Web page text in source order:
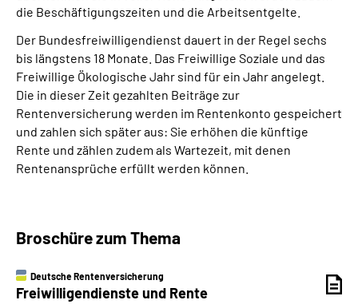
die Beschäftigungszeiten und die Arbeitsentgelte.
Der Bundesfreiwilligendienst dauert in der Regel sechs
bis längstens 18 Monate. Das Freiwillige Soziale und das
Freiwillige Ökologische Jahr sind für ein Jahr angelegt.
Die in dieser Zeit gezahlten Beiträge zur
Rentenversicherung werden im Rentenkonto gespeichert
und zahlen sich später aus: Sie erhöhen die künftige
Rente und zählen zudem als Wartezeit, mit denen
Rentenansprüche erfüllt werden können.
Broschüre zum Thema
Deutsche Rentenversicherung
Freiwilligendienste und Rente